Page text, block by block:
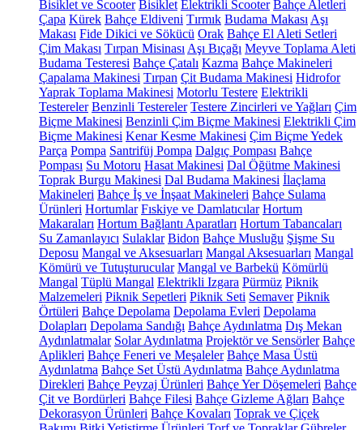
Bisiklet ve Scooter Bisiklet Elektrikli Scooter Bahçe Aletleri
Çapa Kürek Bahçe Eldiveni Tırmık Budama Makası Aşı
Makası Fide Dikici ve Sökücü Orak Bahçe El Aleti Setleri
Çim Makası Tırpan Misinası Aşı Bıçağı Meyve Toplama Aleti
Budama Testeresi Bahçe Çatalı Kazma Bahçe Makineleri
Çapalama Makinesi Tırpan Çit Budama Makinesi Hidrofor
Yaprak Toplama Makinesi Motorlu Testere Elektrikli
Testereler Benzinli Testereler Testere Zincirleri ve Yağları Çim
Biçme Makinesi Benzinli Çim Biçme Makinesi Elektrikli Çim
Biçme Makinesi Kenar Kesme Makinesi Çim Biçme Yedek
Parça Pompa Santrifüj Pompa Dalgıç Pompası Bahçe
Pompası Su Motoru Hasat Makinesi Dal Öğütme Makinesi
Toprak Burgu Makinesi Dal Budama Makinesi İlaçlama
Makineleri Bahçe İş ve İnşaat Makineleri Bahçe Sulama
Ürünleri Hortumlar Fıskiye ve Damlatıcılar Hortum
Makaraları Hortum Bağlantı Aparatları Hortum Tabancaları
Su Zamanlayıcı Sulaklar Bidon Bahçe Musluğu Şişme Su
Deposu Mangal ve Aksesuarları Mangal Aksesuarları Mangal
Kömürü ve Tutuşturucular Mangal ve Barbekü Kömürlü
Mangal Tüplü Mangal Elektrikli Izgara Pürmüz Piknik
Malzemeleri Piknik Sepetleri Piknik Seti Semaver Piknik
Örtüleri Bahçe Depolama Depolama Evleri Depolama
Dolapları Depolama Sandığı Bahçe Aydınlatma Dış Mekan
Aydınlatmalar Solar Aydınlatma Projektör ve Sensörler Bahçe
Aplikleri Bahçe Feneri ve Meşaleler Bahçe Masa Üstü
Aydınlatma Bahçe Set Üstü Aydınlatma Bahçe Aydınlatma
Direkleri Bahçe Peyzaj Ürünleri Bahçe Yer Döşemeleri Bahçe
Çit ve Bordürleri Bahçe Filesi Bahçe Gizleme Ağları Bahçe
Dekorasyon Ürünleri Bahçe Kovaları Toprak ve Çiçek